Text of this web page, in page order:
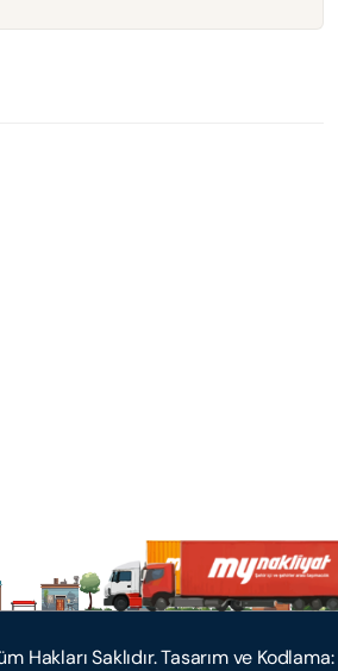
Hakları Saklıdır. Tasarım ve Kodlama: